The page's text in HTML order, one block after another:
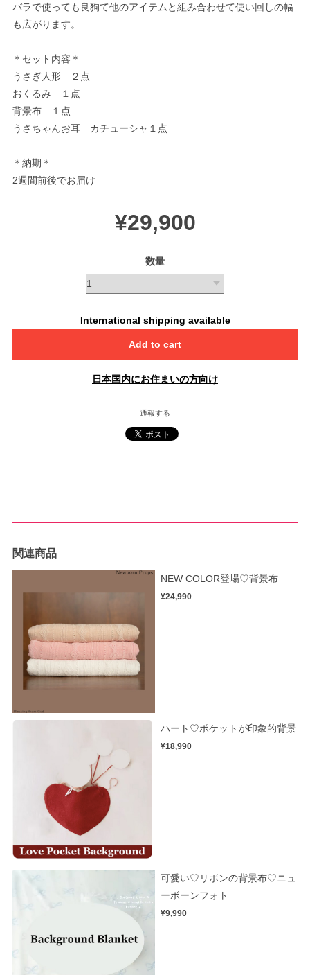
バラで使っても良狗て他のアイテムと組み合わせて使い回しの幅
も広がります。
＊セット内容＊
うさぎ人形 ２点
おくるみ １点
背景布 １点
うさちゃんお耳 カチューシャ１点
＊納期＊
2週間前後でお届け
¥29,900
数量
International shipping available
Add to cart
日本国内にお住まいの方向け
通報する
関連商品
NEW COLOR登場♡背景布
¥24,990
ハート♡ポケットが印象的背景
¥18,990
可愛い♡リボンの背景布♡ニュ
ーボーンフォト
¥9,990